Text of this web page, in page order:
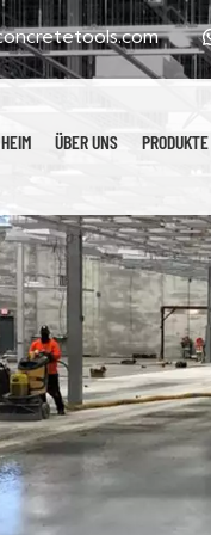
HEIM ÜBER UNS PRODUKTE